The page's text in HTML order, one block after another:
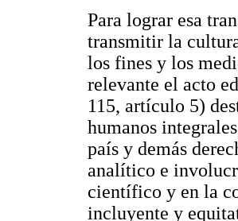
Para lograr esa
transmitir la
los fines y los
relevante el acto
115, artículo 5)
humanos
país y demás
analítico e
científico y en la
incluyente y